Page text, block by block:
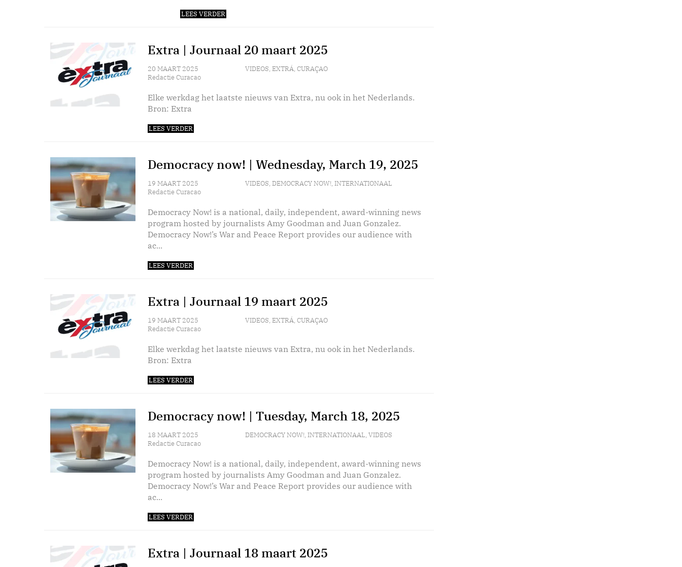
LEES VERDER
Extra | Journaal 20 maart 2025
20 MAART 2025
Redactie Curacao
VIDEOS, EXTRÁ, CURAÇAO
Elke werkdag het laatste nieuws van Extra, nu ook in het Nederlands.
Bron: Extra
LEES VERDER
Democracy now! | Wednesday, March 19, 2025
19 MAART 2025
Redactie Curacao
VIDEOS, DEMOCRACY NOW!, INTERNATIONAAL
Democracy Now! is a national, daily, independent, award-winning news
program hosted by journalists Amy Goodman and Juan Gonzalez.
Democracy Now!’s War and Peace Report provides our audience with
ac...
LEES VERDER
Extra | Journaal 19 maart 2025
19 MAART 2025
Redactie Curacao
VIDEOS, EXTRÁ, CURAÇAO
Elke werkdag het laatste nieuws van Extra, nu ook in het Nederlands.
Bron: Extra
LEES VERDER
Democracy now! | Tuesday, March 18, 2025
18 MAART 2025
Redactie Curacao
DEMOCRACY NOW!, INTERNATIONAAL, VIDEOS
Democracy Now! is a national, daily, independent, award-winning news
program hosted by journalists Amy Goodman and Juan Gonzalez.
Democracy Now!’s War and Peace Report provides our audience with
ac...
LEES VERDER
Extra | Journaal 18 maart 2025